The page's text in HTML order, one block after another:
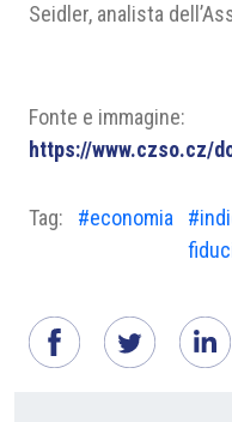
Seidler, analista
Fonte e immagine:
https://www.czso.cz/
Tag: #economia